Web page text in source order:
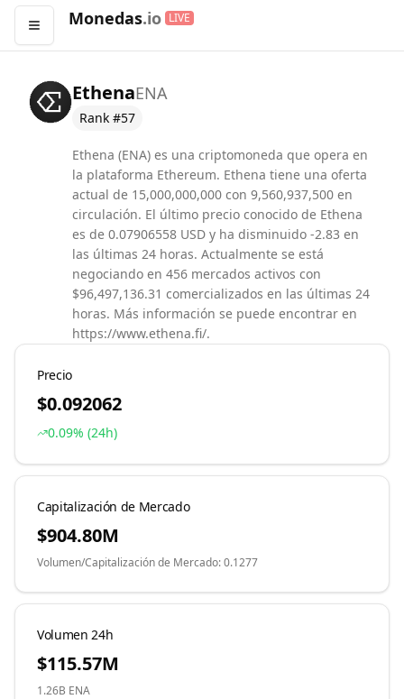
Abrir menú
Monedas.io LIVE
EthenaENA
Rank #57
Ethena (ENA) es una criptomoneda que opera en
la plataforma Ethereum. Ethena tiene una oferta
actual de 15,000,000,000 con 9,560,937,500 en
circulación. El último precio conocido de Ethena
es de 0.07906558 USD y ha disminuido -2.83 en
las últimas 24 horas. Actualmente se está
negociando en 456 mercados activos con
$96,497,136.31 comercializados en las últimas 24
horas. Más información se puede encontrar en
https://www.ethena.fi/.
Precio
$0.092062
0.09% (24h)
Capitalización de Mercado
$904.80M
Volumen/Capitalización de Mercado:0.1277
Volumen 24h
$115.57M
1.26B ENA